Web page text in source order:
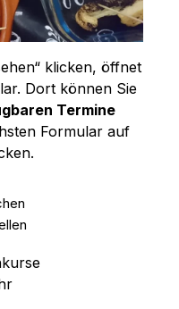
klicken, öffnet
Dort können Sie
Termine
Formular auf